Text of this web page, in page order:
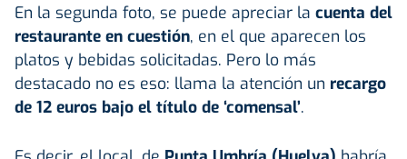
En la segunda foto, se puede apreciar la cuenta del
restaurante en cuestión, en el que aparecen los
platos y bebidas solicitadas. Pero lo más
destacado no es eso: llama la atención un recargo
de 12 euros bajo el título de ‘comensal’.